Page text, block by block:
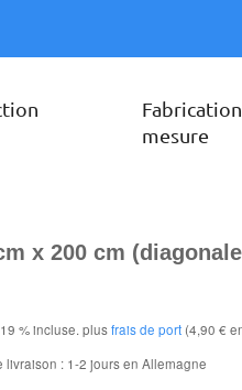
mesure
x 200 cm
% incluse. plusfrais de port(4,90 €
livraison : 1-2 jours en Allemagne